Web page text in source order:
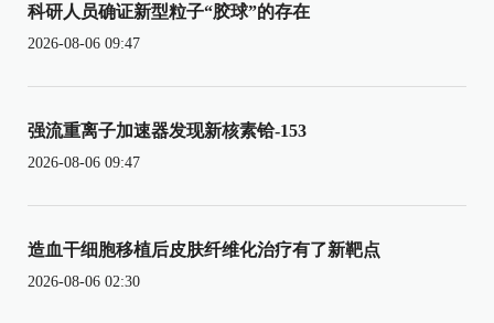
科研人员确证新型粒子“胶球”的存在
2026-08-06 09:47
强流重离子加速器发现新核素铪-153
2026-08-06 09:47
造血干细胞移植后皮肤纤维化治疗有了新靶点
2026-08-06 02:30